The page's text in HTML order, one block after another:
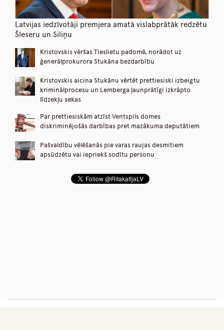
Latvijas iedzīvotāji premjera amatā vislabprātāk redzētu
Šleseru un Siliņu
Kristovskis vēršas Tieslietu padomē, norādot uz
ģenerālprokurora Stukāna bezdarbību
Kristovskis aicina Stukānu vērtēt prettiesiski izbeigtu
kriminālprocesu un Lemberga ļaunprātīgi izkrāpto
līdzekļu sekas
Par prettiesiskām atzīst Ventspils domes
diskriminējošās darbības pret mazākuma deputātiem
Pašvaldību vēlēšanās pie varas raujas desmitiem
apsūdzētu vai iepriekš sodītu personu